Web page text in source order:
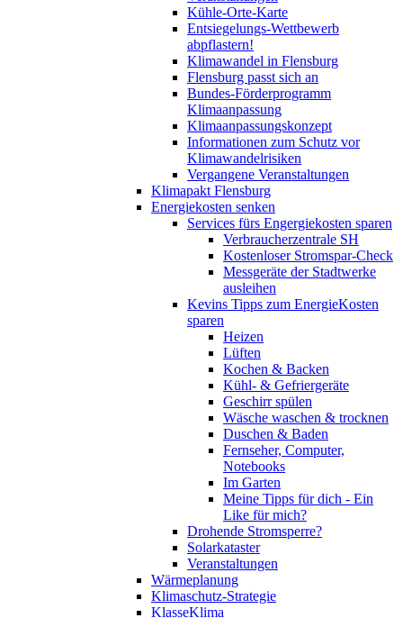
Kühle-Orte-Karte
Entsiegelungs-Wettbewerb
abpflastern!
Klimawandel in Flensburg
Flensburg passt sich an
Bundes-Förderprogramm
Klimaanpassung
Klimaanpassungskonzept
Informationen zum Schutz vor
Klimawandelrisiken
Vergangene Veranstaltungen
Klimapakt Flensburg
Energiekosten senken
Services fürs Engergiekosten sparen
Verbraucherzentrale SH
Kostenloser Stromspar-Check
Messgeräte der Stadtwerke
ausleihen
Kevins Tipps zum EnergieKosten
sparen
Heizen
Lüften
Kochen & Backen
Kühl- & Gefriergeräte
Geschirr spülen
Wäsche waschen & trocknen
Duschen & Baden
Fernseher, Computer,
Notebooks
Im Garten
Meine Tipps für dich - Ein
Like für mich?
Drohende Stromsperre?
Solarkataster
Veranstaltungen
Wärmeplanung
Klimaschutz-Strategie
KlasseKlima